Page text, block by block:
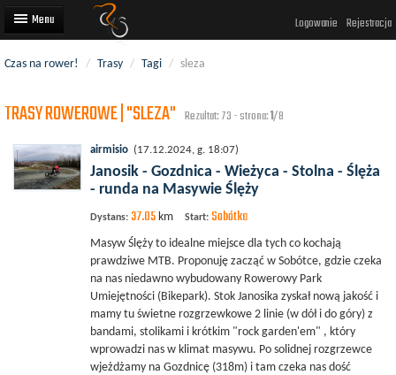
Logowanie Rejestracja
Trasy rowerowe
Wyścigi rowerowe
Użytkownicy
Czas na rower! / Trasy / Tagi / sleza
TRASY ROWEROWE | "SLEZA" Rezultat: 73 - strona:1/8
airmisio (17.12.2024, g. 18:07)
Janosik - Gozdnica - Wieżyca - Stolna - Ślęża
- runda na Masywie Ślęży
Dystans: 37.05 km Start: Sobótka
Masyw Ślęży to idealne miejsce dla tych co kochają
prawdziwe MTB. Proponuję zacząć w Sobótce, gdzie czeka
na nas niedawno wybudowany Rowerowy Park
Umiejętności (Bikepark). Stok Janosika zyskał nową jakość i
mamy tu świetne rozgrzewkowe 2 linie (w dół i do góry) z
bandami, stolikami i krótkim "rock garden'em" , który
wprowadzi nas w klimat masywu. Po solidnej rozgrzewce
wjeżdżamy na Gozdnicę (318m) i tam czeka nas dość